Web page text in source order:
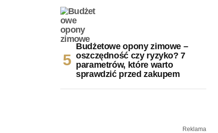
Budżetowe opony zimowe –
oszczędność czy ryzyko? 7
parametrów, które warto
sprawdzić przed zakupem
Reklama